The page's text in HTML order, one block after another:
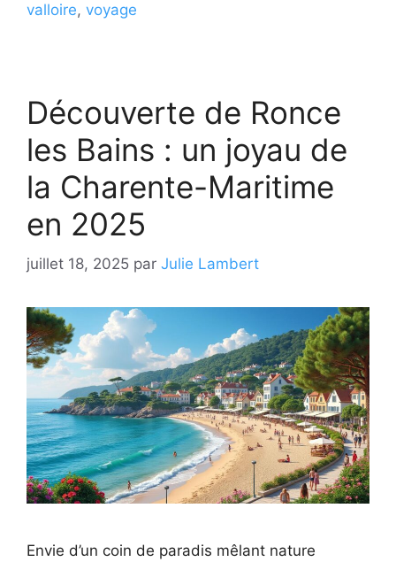
valloire, voyage
Découverte de Ronce
les Bains : un joyau de
la Charente-Maritime
en 2025
juillet 18, 2025 par Julie Lambert
Envie d’un coin de paradis mêlant nature